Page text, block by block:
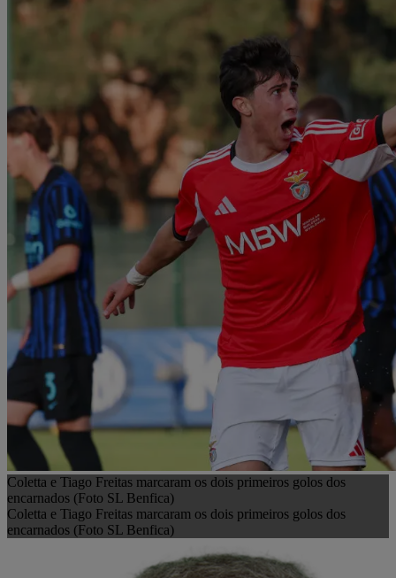
Coletta e Tiago Freitas marcaram os dois primeiros golos dos
encarnados (Foto SL Benfica)
Coletta e Tiago Freitas marcaram os dois primeiros golos dos
encarnados (Foto SL Benfica)